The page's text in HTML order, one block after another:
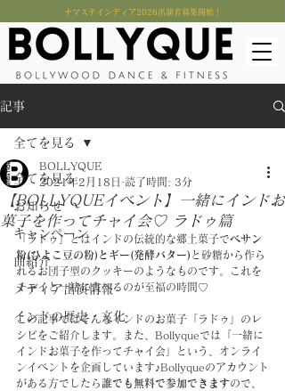
​ナマステインディア2026出演者募集開始！
記事
全てを見る
お知らせ
キャンペーン
曲紹介
メディア出演情報
インドの歴史・文化
全てを見る
【BOLLYQUEイベント】一緒にインドお
菓子を作ってチャイ会♡ ラドゥ篇
BOLLYQUE
2021年2月18日
読了時間: 3分
「ラドゥ」とはインドの伝統的な郷土菓子でベサン
粉(ひよこ豆の粉)とギー(発酵バター) と砂糖から作ら
れるお団子型のクッキーのようなものです。これを
チャイと一緒に食べるのが至福の時間♡
この記事ではそんなインドのお菓子「ラドゥ」のレ
シピをご紹介します。また、Bollyqueでは「一緒に
インドお菓子を作ってチャイ会」という、オンライ
ンイベントを企画しています♪Bollyqueのアカウント
がある方でしたら 誰でも無料で参加できますので、